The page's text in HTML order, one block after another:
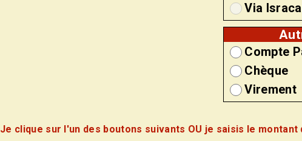
Via
Compte
Chèque
Virement
Je clique sur l'un des boutons suivants OU je saisis le montant